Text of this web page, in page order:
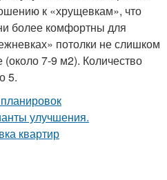
к «хрущевкам», что
более комфортны для
потолки не слишком
7-9 м2). Количество
5.